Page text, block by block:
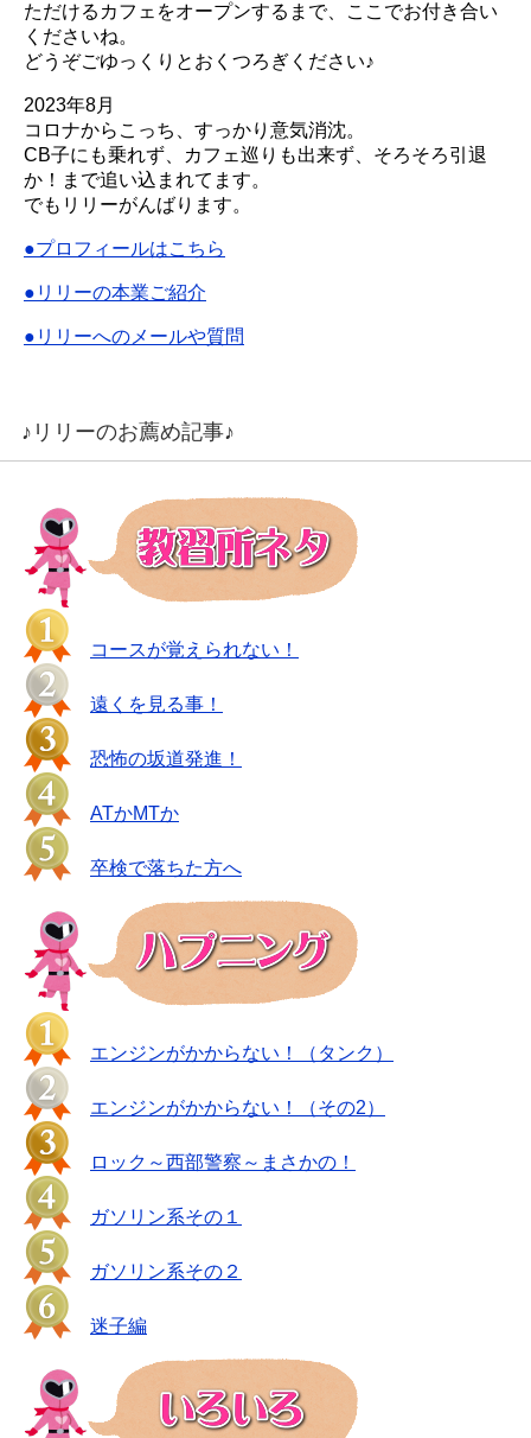
ただけるカフェをオープンするまで、ここでお付き合い
くださいね。
どうぞごゆっくりとおくつろぎください♪
2023年8月
コロナからこっち、すっかり意気消沈。
CB子にも乗れず、カフェ巡りも出来ず、そろそろ引退
か！まで追い込まれてます。
でもリリーがんばります。
●プロフィールはこちら
●リリーの本業ご紹介
●リリーへのメールや質問
♪リリーのお薦め記事♪
コースが覚えられない！
遠くを見る事！
恐怖の坂道発進！
ATかMTか
卒検で落ちた方へ
エンジンがかからない！（タンク）
エンジンがかからない！（その2）
ロック～西部警察～まさかの！
ガソリン系その１
ガソリン系その２
迷子編